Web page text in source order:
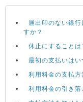
届出印のない銀
すか？
休止にすることは
最初の支払いはい
利用料金の支払
利用料金の引き